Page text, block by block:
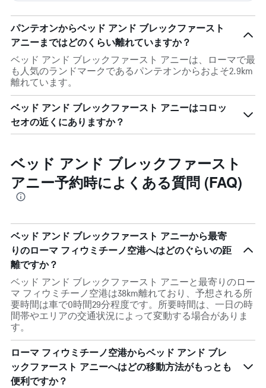
パンテオンからベッド アンド ブレックファースト
アニーまではどのくらい離れていますか？
ベッド アンド ブレックファースト アニーは、ローマで最
も人気のランドマークであるパンテオンからおよそ2.9km
離れています。
ベッド アンド ブレックファースト アニーはコロッ
セオの近くにありますか？
ベッド アンド ブレックファースト
アニー予約時によくある質問 (FAQ)
ベッド アンド ブレックファースト アニーから最寄
りのローマ フィウミチーノ空港へはどのぐらいの距
離ですか？
ベッド アンド ブレックファースト アニーと最寄りのロー
マ フィウミチーノ空港は38km離れており、予想される所
要時間は車で0時間29分程度です。所要時間は、一日の時
間帯やエリアの交通状況によって変動する場合がありま
す。
ローマ フィウミチーノ空港からベッド アンド ブレ
ックファースト アニーへはどの移動方法がもっとも
便利ですか？